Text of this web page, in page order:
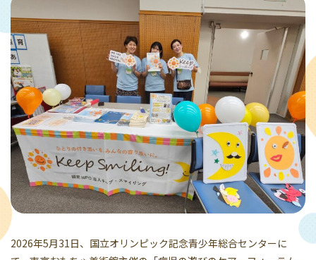
2026年5月31日、国立オリンピック記念青少年総合センターに